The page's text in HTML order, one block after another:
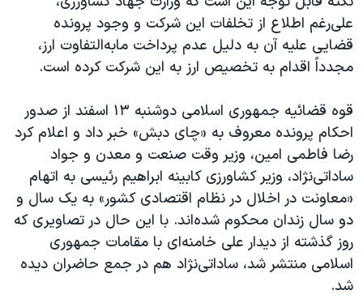
علی‌رغم اطلاع از تخلفات این شرکت و وجود پرونده
قضایی علیه آن به دلیل عدم پرداخت مابه‌التفاوت ارز،
مجدداً اقدام به تخصیص ارز به این شرکت کرده است.
قوه قضائیه جمهوری اسلامی دوشنبه ۱۳ اسفند از صدور
احکام پرونده معروف به «چای دبش» خبر داد و اعلام کرد
رضا فاطمی امین، وزیر وقت صنعت و معدن و جواد
ساداتی‌نژاد، وزیر کشاورزی کابینه ابراهیم رئیسی به اتهام
«معاونت در اخلال در نظام اقتصادی کشور» به یک سال و
دو سال زندان محکوم شده‌اند. با این حال در تصاویری که
روز گذشته از دیدار علی خامنه‌ای با مقامات جمهوری
اسلامی منتشر شد، ساداتی‌نژاد هم در جمع حاضران دیده
شد.